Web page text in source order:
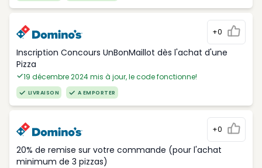
+0
Inscription Concours UnBonMaillot dès l'achat d'une
Pizza
19 décembre 2024 mis à jour, le code fonctionne!
LIVRAISON A EMPORTER
+0
20% de remise sur votre commande (pour l'achat
minimum de 3 pizzas)